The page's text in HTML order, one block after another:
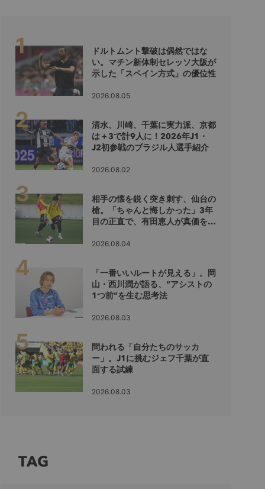
ドルトムント撃破は偶然ではな
い。マチン新体制セレッソ大阪が
示した「スペイン方式」の優位性
2026.08.05
清水、川崎、千葉に実力派、京都
は＋3で計9人に！2026年J1・
J2初参戦のブラジル人選手紹介
2026.08.02
相手の懐を鋭く突き刺す、仙台の
槍。「ちゃんと悔しかった」3年
目の正直で、有田恵人が真価を示
2026.08.04
「一番いいルートが見える」。岡
山・西川潤が語る、“アシストの
1つ前”を生む思考法
2026.08.03
問われる「自分たちのサッカ
ー」。J1に挑むジェフ千葉が直
面する試練
2026.08.03
TAG